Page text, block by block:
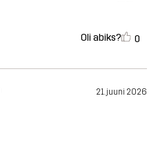
Oli abiks? 0
21. juuni 2026